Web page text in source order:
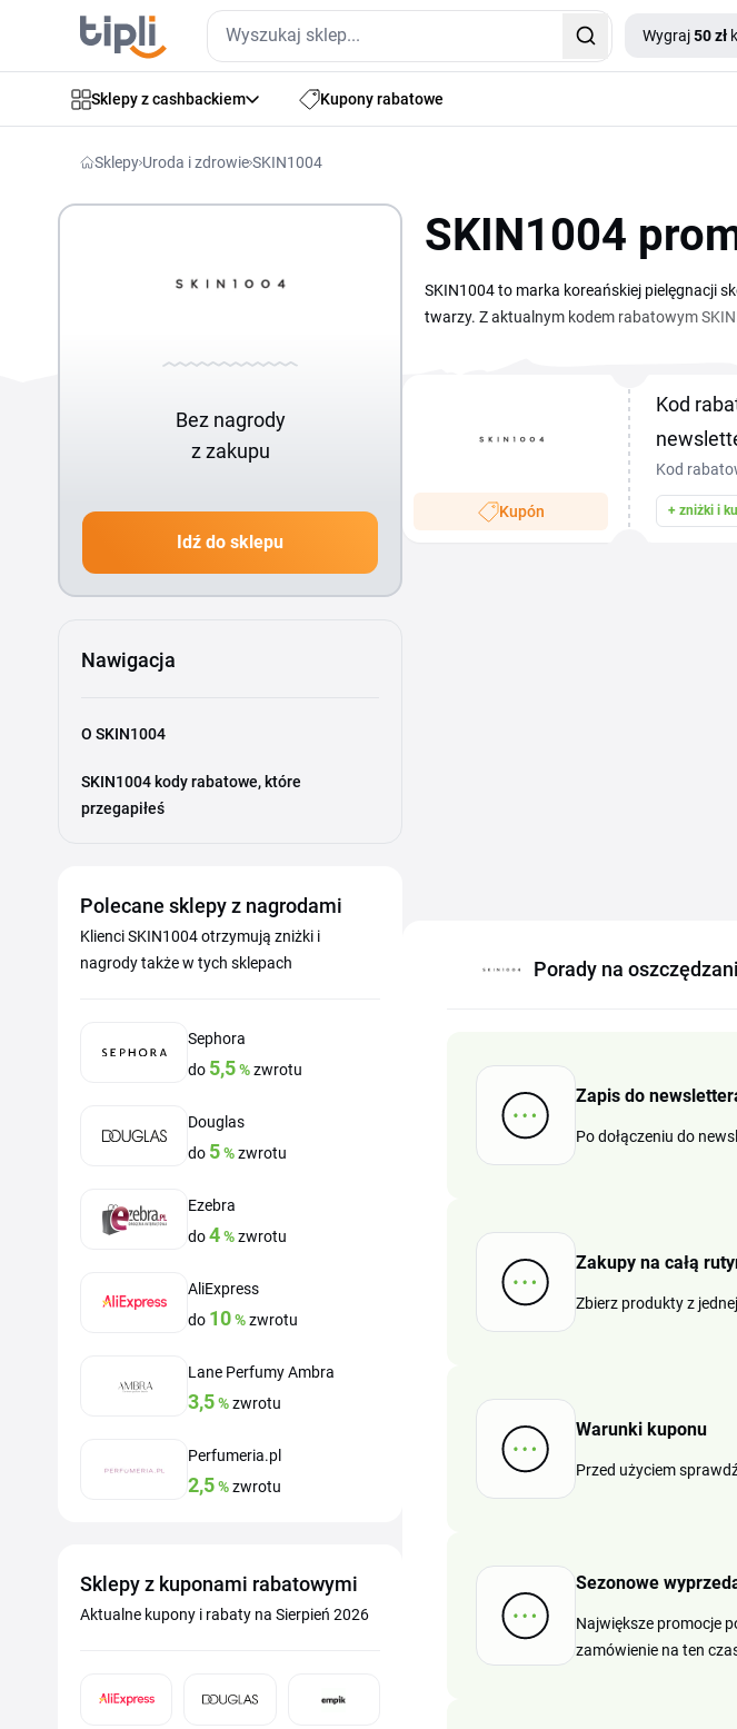
Wygraj50 zł
Sklepy z cashbackiem Kupony rabatowe
Sklepy Uroda i zdrowieSKIN1004
Bez nagrody
z zakupu
Idź do sklepu
Nawigacja
O SKIN1004
SKIN1004 kody rabatowe, które
przegapiłeś
Polecane sklepy z nagrodami
Klienci SKIN1004 otrzymują zniżki i
nagrody także w tych sklepach
Sephora
do 5,5%zwrotu
Douglas
do 5%zwrotu
Ezebra
do4%zwrotu
AliExpress
do 10%zwrotu
Lane Perfumy Ambra
3,5%zwrotu
Perfumeria.pl
2,5%zwrotu
Sklepy z kuponami rabatowymi
Aktualne kupony i rabaty na Sierpień 2026
SKIN1004
SKIN1004 to marka koreańskiej pielęgnacji
twarzy. Z aktualnym kodem rabatowym
nawilżający zapłacisz mniej. Aktualny
Kupón
Kod
Kod
+ zniżki i
Porady na
Zapis do
Po dołączeniu do
Zakupy na całą
Zbierz produkty z
Warunki kuponu
Przed użyciem
Sezonowe
Największe promocje
zamówienie na ten